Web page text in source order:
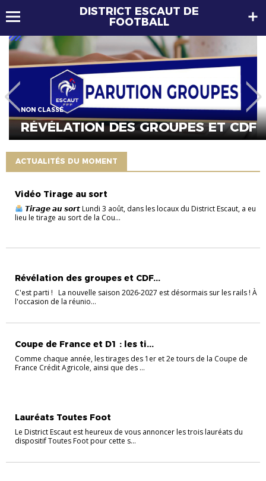
DISTRICT ESCAUT DE
FOOTBALL
NON CLASSÉ
RÉVÉLATION DES GROUPES ET CDF
ACTUALITÉS DU MOMENT
Vidéo Tirage au sort
𝙏𝙞𝙧𝙖𝙜𝙚 𝙖𝙪 𝙨𝙤𝙧𝙩 Lundi 3 août, dans les locaux du District Escaut, a eu
lieu le tirage au sort de la Cou...
Révélation des groupes et CDF...
C'est parti ! La nouvelle saison 2026-2027 est désormais sur les rails ! À
l'occasion de la réunio...
Coupe de France et D1 : les ti...
Comme chaque année, les tirages des 1er et 2e tours de la Coupe de
France Crédit Agricole, ainsi que des ...
Lauréats Toutes Foot
Le District Escaut est heureux de vous annoncer les trois lauréats du
dispositif Toutes Foot pour cette s...